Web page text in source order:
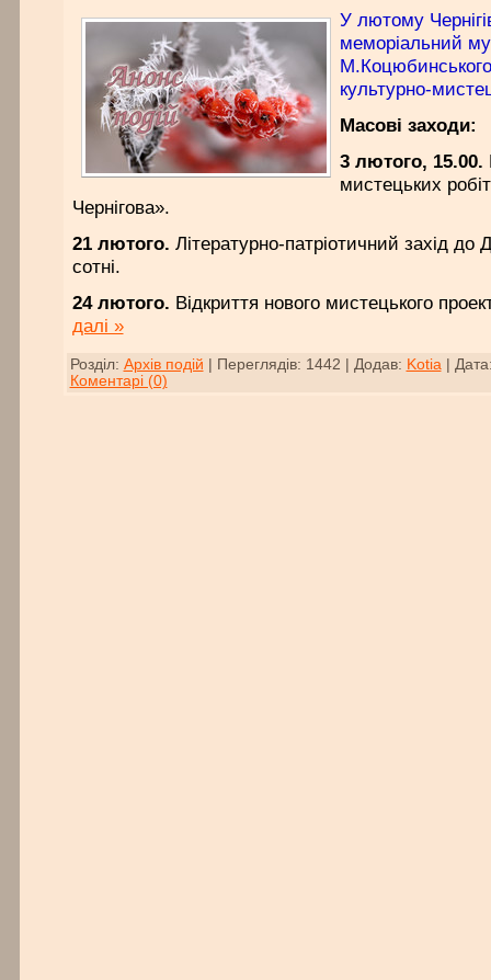
У лютому
меморіальний
культурно-
Масові заходи:
3 лютого, 15.00.
мистецьких
Чернігова».
21 лютого. Літературно-патріотичний захід до
сотні.
24 лютого. Відкриття нового мистецького
далі »
Розділ: Архів подій Переглядів: 1442 Додав: Kotia|
Коментарі (0)